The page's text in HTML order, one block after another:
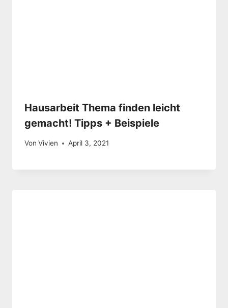
Hausarbeit Thema finden leicht
gemacht! Tipps + Beispiele
Von Vivien April 3, 2021